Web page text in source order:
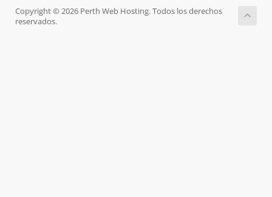
Copyright © 2026 Perth Web Hosting. Todos los derechos
reservados.